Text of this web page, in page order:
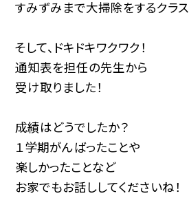
すみずみまで大掃除をするクラス
そして、ドキドキワクワク！
通知表を担任の先生から
受け取りました！
成績はどうでしたか？
１学期がんばったことや
楽しかったことなど
お家でもお話ししてくださいね！